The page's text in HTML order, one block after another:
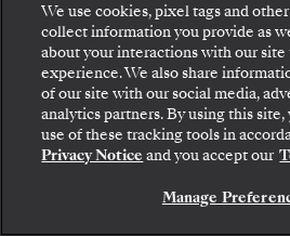
We use cookies, pixel tags and
collect information you provide as
about your interactions with our site
experience. We also share
of our site with our social media,
analytics partners. By using this
use of these tracking tools in
Privacy Notice and you accept our
Manage